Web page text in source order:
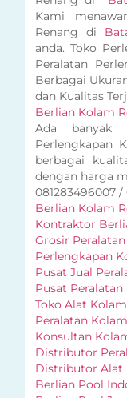
Kami
Renang di
anda. Toko
Peralatan
Berbagai
dan Kualitas
Berlian Kolam
Ada banyak
Perlengkapan
berbagai
dengan harga
081283496007 /
Berlian Kolam
Kontraktor
Grosir
Perlengkapan
Pusat Jual
Pusat
Toko Alat
Peralatan
Konsultan
Distributor
Distributor Alat
Berlian Pool